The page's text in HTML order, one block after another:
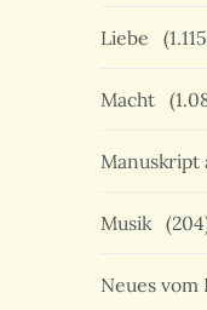
Liebe
Macht
Manuskript
Musik
Neues vom